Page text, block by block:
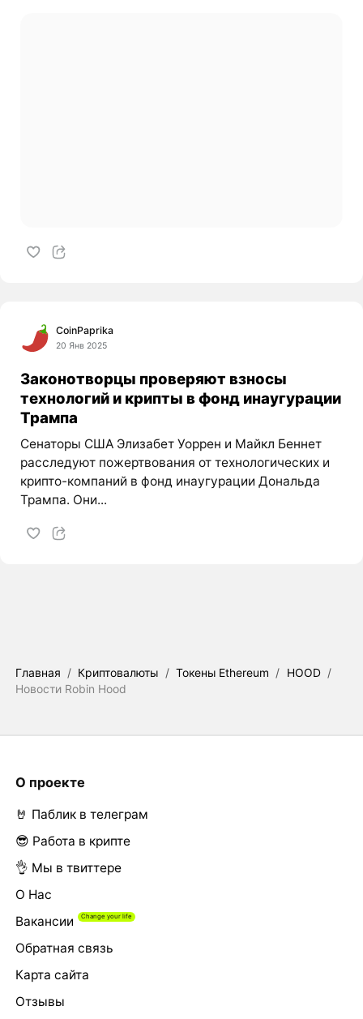
CoinPaprika
20 Янв 2025
Законотворцы проверяют взносы
технологий и крипты в фонд инаугурации
Трампа
Сенаторы США Элизабет Уоррен и Майкл Беннет
расследуют пожертвования от технологических и
крипто-компаний в фонд инаугурации Дональда
Трампа. Они...
Главная / Криптовалюты / Токены Ethereum / HOOD /
Новости Robin Hood
О проекте
🤘 Паблик в телеграм
😎 Работа в крипте
👌 Мы в твиттере
О Нас
Вакансии
Обратная связь
Карта сайта
Отзывы